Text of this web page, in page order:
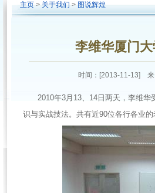
主页 > 关于我们 > 图说辉煌
李维华厦门
时间：[2013-11-13]
2010年3月13、14日两天，李维
识与实战技法。共有近90位各行各业的